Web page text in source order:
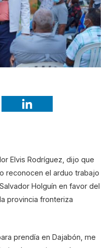
Elvis Rodríguez, dijo que
reconocen el arduo trabajo
Holguín en favor del
provincia fronteriza
prendía en Dajabón, me